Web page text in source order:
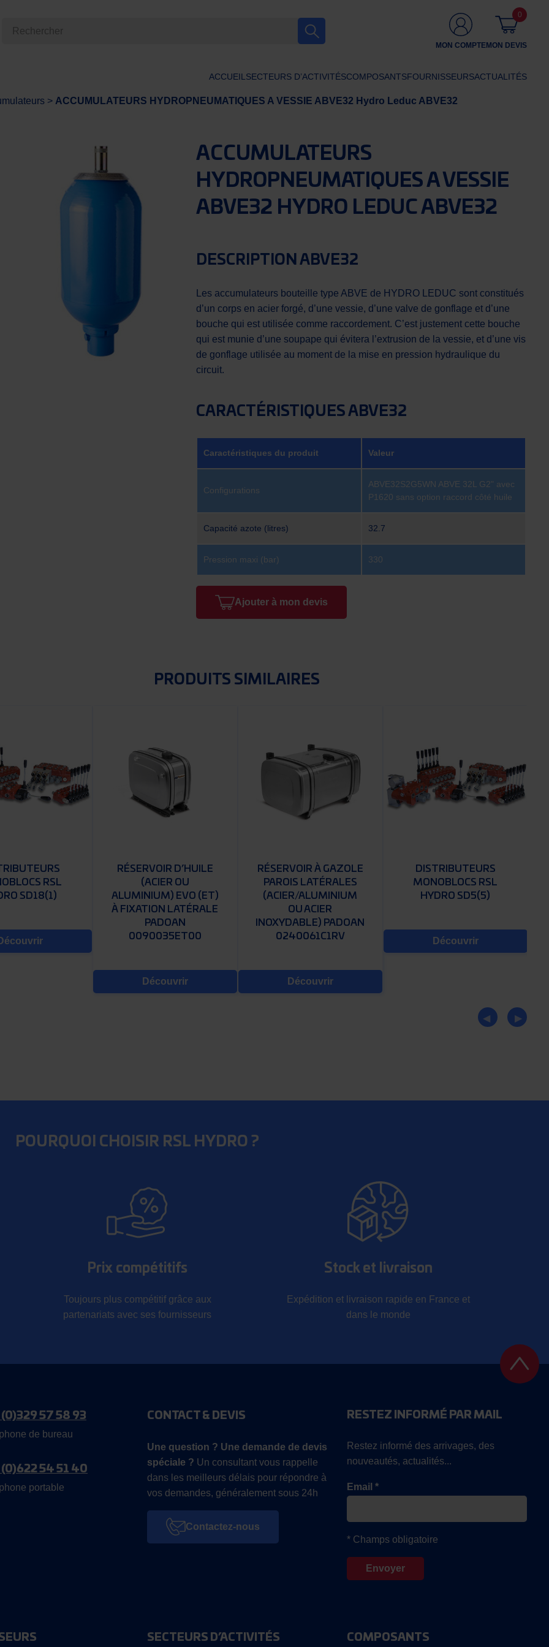
MON COMPTEMON DEVIS
0
ACCUEIL SECTEURS D’ACTIVITÉSCOMPOSANTSFOURNISSEURSACTUALITÉS
> ACCUMULATEURS HYDROPNEUMATIQUES A VESSIE ABVE32 Hydro Leduc ABVE32
ACCUMULATEURS
HYDROPNEUMATIQUES A VESSIE
ABVE32 HYDRO LEDUC ABVE32
DESCRIPTION ABVE32
Les accumulateurs bouteille type ABVE de HYDRO LEDUC sont constitués
d’un corps en acier forgé, d’une vessie, d’une valve de gonflage et d’une
bouche qui est utilisée comme raccordement. C’est justement cette bouche
qui est munie d’une soupape qui évitera l’extrusion de la vessie, et d’une vis
de gonflage utilisée au moment de la mise en pression hydraulique du
circuit.
CARACTÉRISTIQUES ABVE32
Caractéristiques du produit Valeur
Configurations
ABVE32S2G5WN ABVE 32L G2" avec
P1620 sans option raccord côté huile
Capacité azote (litres) 32.7
Pression maxi (bar) 330
Ajouter à mon devis
PRODUITS SIMILAIRES
RSL
SD18(1)
RÉSERVOIR D’HUILE
(ACIER OU
ALUMINIUM) EVO (ET)
À FIXATION LATÉRALE
PADOAN
0090035ET00
Découvrir
RÉSERVOIR À GAZOLE
PAROIS LATÉRALES
(ACIER/ALUMINIUM
OU ACIER
INOXYDABLE) PADOAN
0240061C1RV
Découvrir
DISTRIBUTEURS
MONOBLOCS RSL
HYDRO SD5(5)
Découvrir
POURQUOI CHOISIR RSL HYDRO ?
Prix compétitifs
Toujours plus compétitif grâce aux
partenariats avec ses fournisseurs
Stock et livraison
Expédition et livraison rapide en France et
dans le monde
(0)329 57 58 93
de bureau
(0)622 54 51 40
portable
CONTACT & DEVIS
Une question ? Une demande de devis
spéciale ? Un consultant vous rappelle
dans les meilleurs délais pour répondre à
vos demandes, généralement sous 24h
Contactez-nous
RESTEZ INFORMÉ PAR MAIL
Restez informé des arrivages, des
nouveautés, actualités...
Email *
* Champs obligatoire
SECTEURS D’ACTIVITÉS COMPOSANTS